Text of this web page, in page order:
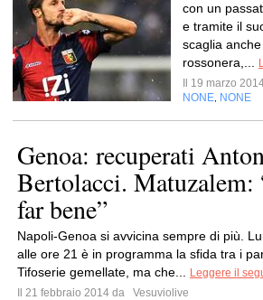
con un
e tramite il
scaglia
rossonera,...
Il 19 marzo
NONE NONE
Genoa: recuperati
Bertolacci. Matuzalem:
far bene”
Napoli-Genoa si avvicina sempre di più.
alle ore 21 è in programma la sfida tra i
Tifoserie gemellate, ma che...
Leggere il
Il 21 febbraio 2014 da
Vesuviolive